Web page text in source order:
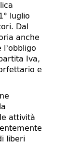
luglio
Dal
anche
l’obbligo
Iva,
e
attività
liberi